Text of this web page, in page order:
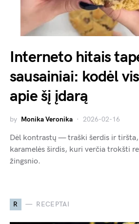
Interneto hitais
sausainiai: kodėl
apie šį įdarą
by Monika Veronika 2026-02-16
Dėl kontrastų — traški šerdis ir
karamelės širdis, kuri verčia trokšti
žingsnio.
R RECEPTAI